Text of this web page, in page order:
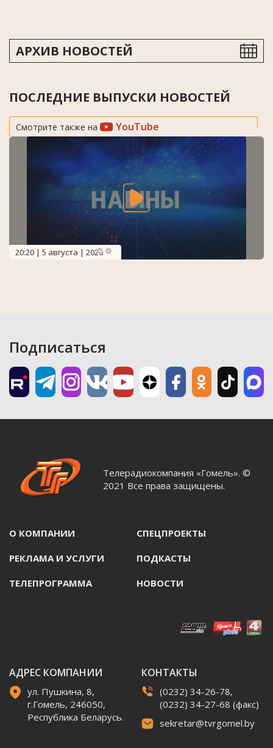
АРХИВ НОВОСТЕЙ
ПОСЛЕДНИЕ ВЫПУСКИ НОВОСТЕЙ
Смотрите также на YouTube
20:20 | 5 августа | 2026
Подписаться
Телерадиокомпания «Гомель». ©
2021 Все права защищены.
О КОМПАНИИ СПЕЦПРОЕКТЫ
РЕКЛАМА И УСЛУГИ ПОДКАСТЫ
ТЕЛЕПРОГРАММА НОВОСТИ
АДРЕС КОМПАНИИ
ул. Пушкина, 8,
г.Гомель, 246050,
Республика Беларусь.
КОНТАКТЫ
(0232) 34-26-78,
(0232) 34-27-68 (факс)
sekretar@tvrgomel.by